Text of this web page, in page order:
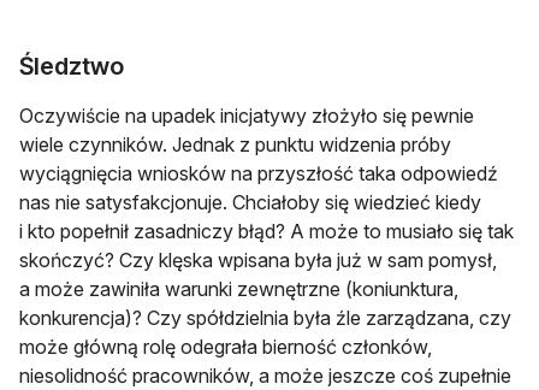
Śledztwo
Oczywiście na upadek inicjatywy złożyło się pewnie
wiele czynników. Jednak z punktu widzenia próby
wyciągnięcia wniosków na przyszłość taka odpowiedź
nas nie satysfakcjonuje. Chciałoby się wiedzieć kiedy
i kto popełnił zasadniczy błąd? A może to musiało się tak
skończyć? Czy klęska wpisana była już w sam pomysł,
a może zawiniła warunki zewnętrzne (koniunktura,
konkurencja)? Czy spółdzielnia była źle zarządzana, czy
może główną rolę odegrała bierność członków,
niesolidność pracowników, a może jeszcze coś zupełnie